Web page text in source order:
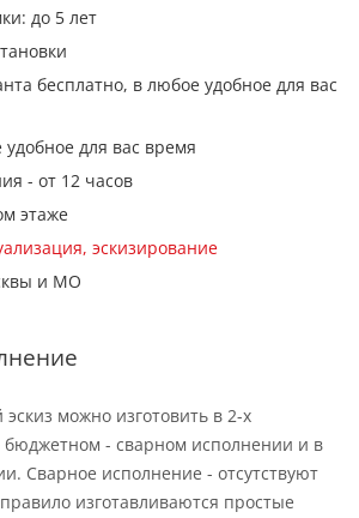
до 5 лет
бесплатно, в любое удобное для вас
для вас время
- от 12 часов
этаже
эскизирование
и МО
можно изготовить в 2-х
бюджетном - сварном исполнении и в
Сварное исполнение - отсутствуют
изготавливаются простые